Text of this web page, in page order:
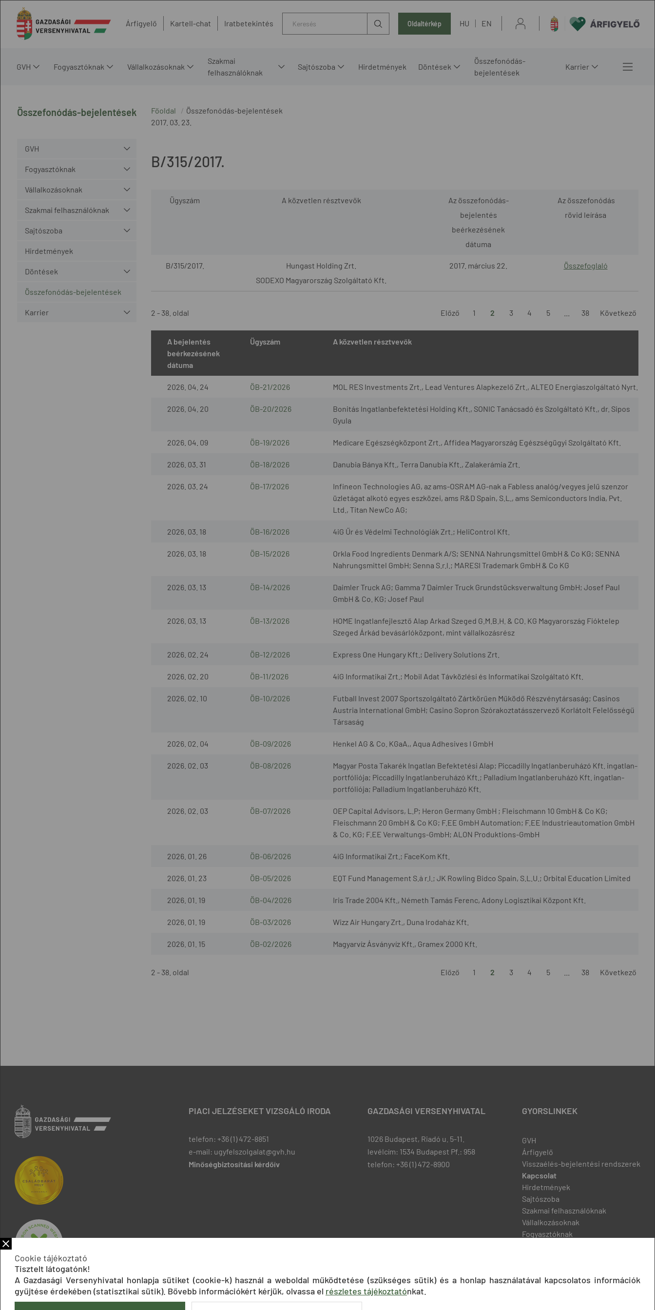
Árfigyelő Kartell-chat Iratbetekintés Oldaltérkép HU EN
GVH Fogyasztóknak Vállalkozásoknak
Szakmai
felhasználóknak
Sajtószoba Hirdetmények Döntések
Összefonódás-
bejelentések
Karrier
Összefonódás-bejelentések
GVH
Fogyasztóknak
Vállalkozásoknak
Szakmai felhasználóknak
Sajtószoba
Hirdetmények
Döntések
Összefonódás-bejelentések
Karrier
Főoldal
Összefonódás-bejelentések
2017. 03. 23.
B/315/2017.
Ügyszám A közvetlen résztvevők
Az összefonódás-
bejelentés
beérkezésének
dátuma
Az összefonódás
rövid leírása
B/315/2017.
Hungast Holding Zrt.
SODEXO Magyarország Szolgáltató Kft.
2017. március 22. Összefoglaló
2 - 38. oldal Előző 1 2 3 4 5 38 Következő
A bejelentés
beérkezésének
dátuma
Ügyszám A közvetlen résztvevők
2026. 04. 24 ÖB-21/2026 MOL RES Investments Zrt., Lead Ventures Alapkezelő Zrt., ALTEO Energiaszolgáltató Nyrt.
2026. 04. 20 ÖB-20/2026
Bonitás Ingatlanbefektetési Holding Kft., SONIC Tanácsadó és Szolgáltató Kft., dr. Sipos
Gyula
2026. 04. 09 ÖB-19/2026 Medicare Egészségközpont Zrt., Affidea Magyarország Egészségügyi Szolgáltató Kft.
2026. 03. 31 ÖB-18/2026 Danubia Bánya Kft., Terra Danubia Kft., Zalakerámia Zrt.
2026. 03. 24 ÖB-17/2026
Infineon Technologies AG, az ams-OSRAM AG-nak a Fabless analóg/vegyes jelű szenzor
üzletágat alkotó egyes eszközei, ams R&D Spain, S.L., ams Semiconductors India, Pvt.
Ltd., Titan NewCo AG;
2026. 03. 18 ÖB-16/2026 4iG Űr és Védelmi Technológiák Zrt.; HeliControl Kft.
2026. 03. 18 ÖB-15/2026
Orkla Food Ingredients Denmark A/S; SENNA Nahrungsmittel GmbH & Co KG; SENNA
Nahrungsmittel GmbH; Senna S.r.l.; MARESI Trademark GmbH & Co KG
2026. 03. 13 ÖB-14/2026
Daimler Truck AG; Gamma 7 Daimler Truck Grundstücksverwaltung GmbH; Josef Paul
GmbH & Co. KG; Josef Paul
2026. 03. 13 ÖB-13/2026
HOME Ingatlanfejlesztő Alap Arkad Szeged G.M.B.H. & CO. KG Magyarország Fióktelep
Szeged Árkád bevásárlóközpont, mint vállalkozásrész
2026. 02. 24 ÖB-12/2026 Express One Hungary Kft.; Delivery Solutions Zrt.
2026. 02. 20 ÖB-11/2026 4iG Informatikai Zrt.; Mobil Adat Távközlési és Informatikai Szolgáltató Kft.
2026. 02. 10 ÖB-10/2026
Futball Invest 2007 Sportszolgáltató Zártkörűen Működő Részvénytársaság; Casinos
Austria International GmbH; Casino Sopron Szórakoztatásszervező Korlátolt Felelősségű
Társaság
2026. 02. 04 ÖB-09/2026 Henkel AG & Co. KGaA,, Aqua Adhesives I GmbH
2026. 02. 03 ÖB-08/2026
Magyar Posta Takarék Ingatlan Befektetési Alap; Piccadilly Ingatlanberuházó Kft. ingatlan-
portfóliója; Piccadilly Ingatlanberuházó Kft.; Palladium Ingatlanberuházó Kft. ingatlan-
portfóliója; Palladium Ingatlanberuházó Kft.
2026. 02. 03 ÖB-07/2026
OEP Capital Advisors, L.P; Heron Germany GmbH ; Fleischmann 10 GmbH & Co KG;
Fleischmann 20 GmbH & Co KG; F.EE GmbH Automation; F.EE Industrieautomation GmbH
& Co. KG; F.EE Verwaltungs-GmbH; ALON Produktions-GmbH
2026. 01. 26 ÖB-06/2026 4iG Informatikai Zrt.; FaceKom Kft.
2026. 01. 23 ÖB-05/2026 EQT Fund Management S.à r.l.; JK Rowling Bidco Spain, S.L.U.; Orbital Education Limited
2026. 01. 19 ÖB-04/2026 Iris Trade 2004 Kft., Németh Tamás Ferenc, Adony Logisztikai Központ Kft.
2026. 01. 19 ÖB-03/2026 Wizz Air Hungary Zrt., Duna Irodaház Kft.
2026. 01. 15 ÖB-02/2026 Magyarvíz Ásványvíz Kft., Gramex 2000 Kft.
2 - 38. oldal Előző 1 2 3 4 5 38 Következő
PIACI JELZÉSEKET VIZSGÁLÓ IRODA
telefon: +36 (1) 472-8851
e-mail: ugyfelszolgalat@gvh.hu
Minőségbiztosítási kérdőív
GAZDASÁGI VERSENYHIVATAL
1026 Budapest, Riadó u. 5-11.
levélcím: 1534 Budapest Pf.: 958
telefon: +36 (1) 472-8900
GYORSLINKEK
GVH
Árfigyelő
Visszaélés-bejelentési rendszerek
Kapcsolat
Hirdetmények
Sajtószoba
Szakmai felhasználóknak
Vállalkozásoknak
Fogyasztóknak
Cookie tájékoztató
Tisztelt látogatónk!
A Gazdasági Versenyhivatal honlapja sütiket (cookie-k) használ a weboldal működtetése (szükséges sütik) és a honlap használatával kapcsolatos információk
gyűjtése érdekében (statisztikai sütik). Bővebb információkért kérjük, olvassa el részletes tájékoztatónkat.